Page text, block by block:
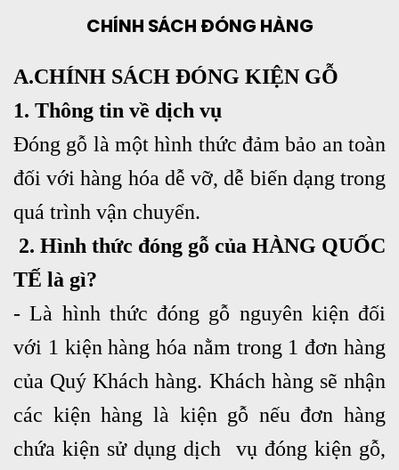
CHÍNH SÁCH ĐÓNG HÀNG
A.CHÍNH SÁCH ĐÓNG KIỆN GỖ
1. Thông tin về dịch vụ
Đóng gỗ là một hình thức đảm bảo an toàn
đối với hàng hóa dễ vỡ, dễ biến dạng trong
quá trình vận chuyển.
2. Hình thức đóng gỗ của HÀNG QUỐC
TẾ là gì?
- Là hình thức đóng gỗ nguyên kiện đối
với 1 kiện hàng hóa nằm trong 1 đơn hàng
của Quý Khách hàng. Khách hàng sẽ nhận
các kiện hàng là kiện gỗ nếu đơn hàng
chứa kiện sử dụng dịch vụ đóng kiện gỗ,